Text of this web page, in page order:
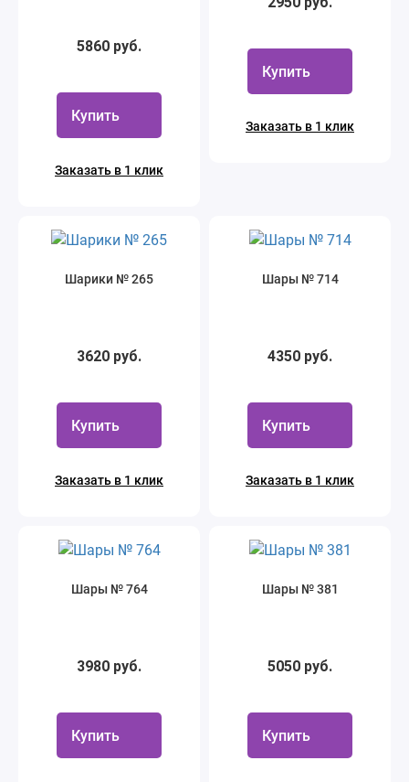
5860 руб.
Купить
Заказать в 1 клик
Купить
Заказать в 1 клик
Шарики № 265
3620 руб.
Купить
Заказать в 1 клик
Шары № 714
4350 руб.
Купить
Заказать в 1 клик
Шары № 764
3980 руб.
Купить
Шары № 381
5050 руб.
Купить